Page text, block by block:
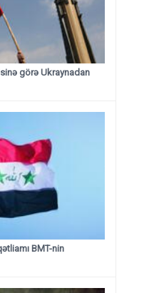
görə Ukraynadan
BMT-nin